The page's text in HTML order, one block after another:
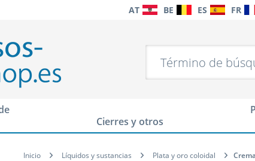
AT BE ES FR
Cierres y otros
Inicio Líquidos y sustancias Plata y oro coloidal